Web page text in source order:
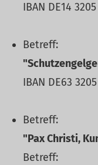
IBAN DE14
Betreff:
IBAN DE63
Betreff:
"Pax Christi,
Betreff: